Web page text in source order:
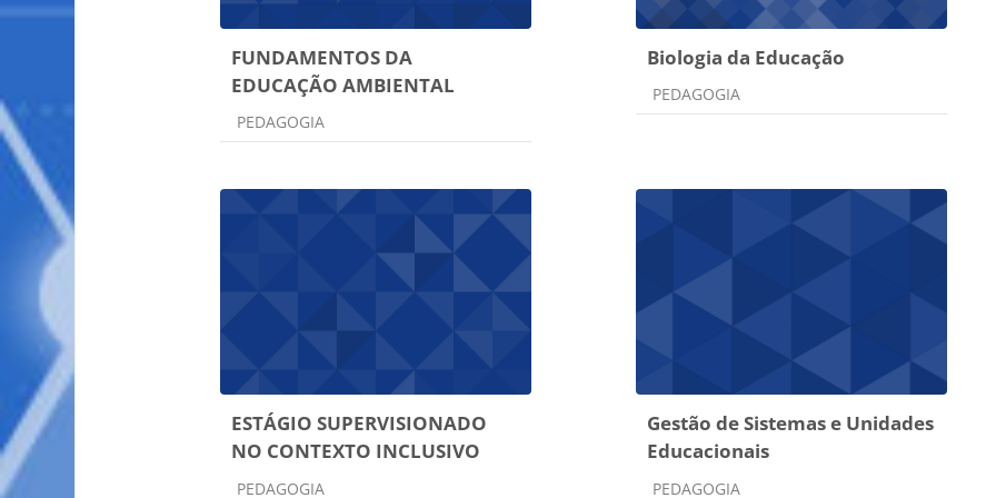
FUNDAMENTOS DA
EDUCAÇÃO AMBIENTAL
Categoria do curso
PEDAGOGIA
Biologia da Educação
Categoria do curso
PEDAGOGIA
ESTÁGIO SUPERVISIONADO
NO CONTEXTO INCLUSIVO
Categoria do curso
PEDAGOGIA
Gestão de Sistemas e Unidades
Educacionais
Categoria do curso
PEDAGOGIA